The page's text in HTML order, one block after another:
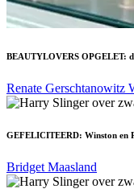
BEAUTYLOVERS OPGELET:
Renate Gerschtanowitz
GEFELICITEERD: Winston en
Bridget Maasland